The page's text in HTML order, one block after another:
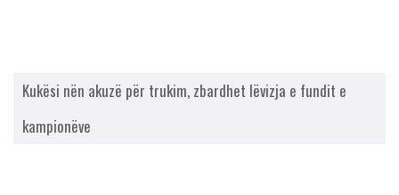
Kukësi nën akuzë për trukim, zbardhet lëvizja e fundit e
kampionëve